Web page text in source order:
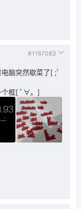
#1167083
脑突然歇菜了[ ;ﾟ
个框[ ﾟ∀。]